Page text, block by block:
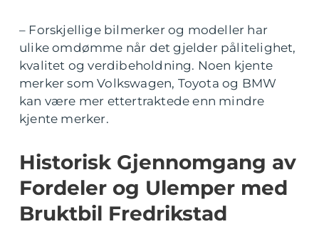
– Forskjellige bilmerker og modeller har
ulike omdømme når det gjelder pålitelighet,
kvalitet og verdibeholdning. Noen kjente
merker som Volkswagen, Toyota og BMW
kan være mer ettertraktede enn mindre
kjente merker.
Historisk Gjennomgang av
Fordeler og Ulemper med
Bruktbil Fredrikstad